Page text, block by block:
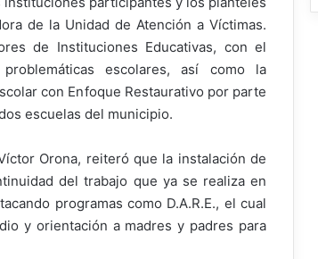
de la Unidad de Atención a Víctimas.
de Instituciones Educativas, con el
escolares, así como la
con Enfoque Restaurativo por parte
escuelas del municipio.
Orona, reiteró que la instalación de
del trabajo que ya se realiza en
programas como D.A.R.E., el cual
y orientación a madres y padres para